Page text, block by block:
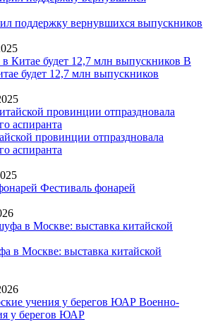
поддержку вернувшихся выпускников
В
будет 12,7 млн выпускников
провинции отпраздновала
аспиранта
Фестиваль фонарей
в Москве: выставка китайской
Военно-
у берегов ЮАР